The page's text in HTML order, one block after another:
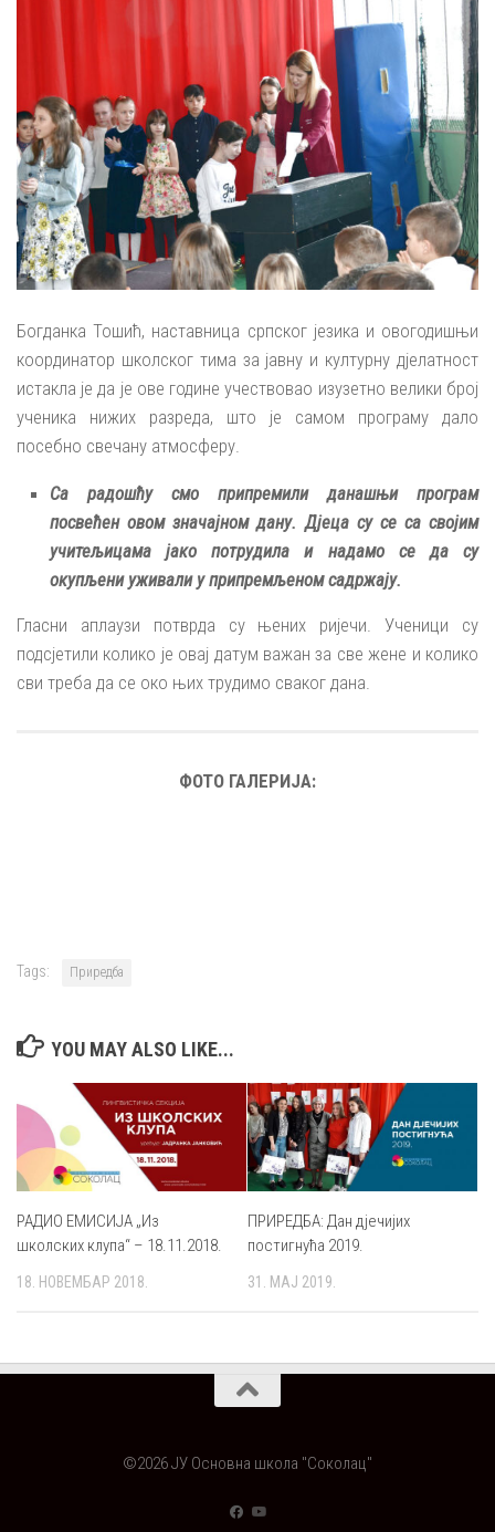
Богданка Тошић, наставница српског језика и овогодишњи
координатор школског тима за јавну и културну дјелатност
истакла је да је ове године учествовао изузетно велики број
ученика нижих разреда, што је самом програму дало
посебно свечану атмосферу.
Са радошћу смо припремили данашњи програм
посвећен овом значајном дану. Дјеца су се са својим
учитељицама јако потрудила и надамо се да су
окупљени уживали у припремљеном садржају.
Гласни аплаузи потврда су њених ријечи. Ученици су
подсјетили колико је овај датум важан за све жене и колико
сви треба да се око њих трудимо сваког дана.
ФОТО ГАЛЕРИЈА:
Tags: Приредба
YOU MAY ALSO LIKE...
РАДИО ЕМИСИЈА „Из
школских клупа“ – 18.11.2018.
18. НОВЕМБАР 2018.
ПРИРЕДБА: Дан дјечијих
постигнућа 2019.
31. МАЈ 2019.
©2026 ЈУ Основна школа "Соколац"